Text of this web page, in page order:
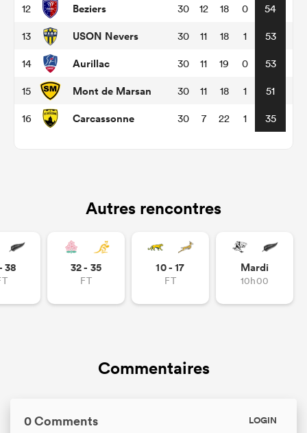
12 Beziers 30 12 18 0 54
13 USON Nevers 30 11 18 1 53
14 Aurillac 30 11 19 0 53
15 Mont de Marsan 30 11 18 1 51
16 Carcassonne 30 7 22 1 35
Autres rencontres
38 32 - 35
FT
10 - 17
FT
Mardi
10h00
Commentaires
0 Comments LOGIN